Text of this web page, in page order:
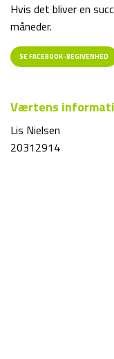
Hvis det bliver en
måneder.
SE FACEBOOK-BEGIVENHED
Værtens
Lis Nielsen
20312914